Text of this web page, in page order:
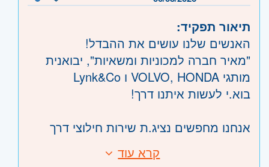
תיאור תפקיד:
האנשים שלנו עושים את ההבדל!
"מאיר חברה למכוניות ומשאיות", יבואנית
מותגי VOLVO, HONDA ו Lynk&Co
בוא.י לעשות איתנו דרך!
אנחנו מחפשים נציג.ת שירות חילוצי דרך
קבלת קריאות חירום מנהגי משאיות,
קרא עוד